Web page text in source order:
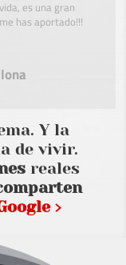
es una gran
has aportado!!!
Y la
de vivir.
reales
›